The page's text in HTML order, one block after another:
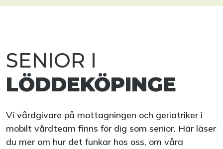
SENIOR I
LÖDDEKÖPINGE
Vi vårdgivare på mottagningen och geriatriker i
mobilt vårdteam finns för dig som senior. Här läser
du mer om hur det funkar hos oss, om våra